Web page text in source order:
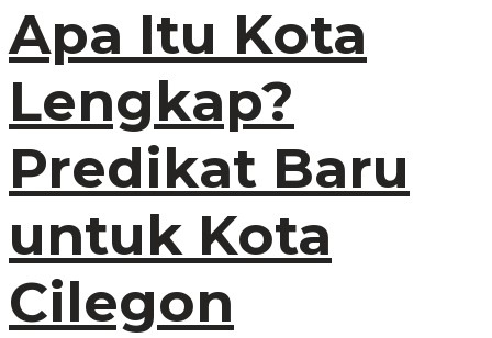
Apa Itu Kota
Lengkap?
Predikat Baru
untuk Kota
Cilegon